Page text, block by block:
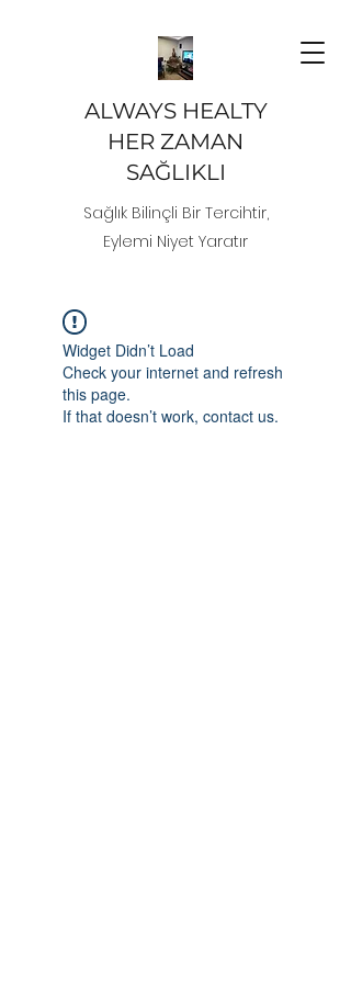
ALWAYS HEALTY
HER ZAMAN
SAĞLIKLI
Sağlık Bilinçli Bir Tercihtir,
Eylemi Niyet Yaratır
Widget Didn’t Load
Check your internet and refresh
this page.
If that doesn’t work, contact us.